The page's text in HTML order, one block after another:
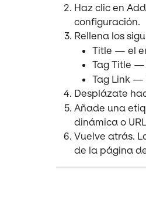
Haz clic en
configuración.
Rellena los
Title — el
Tag Title —
Tag Link —
Desplázate
Añade una
dinámica o
Vuelve atrás.
de la página